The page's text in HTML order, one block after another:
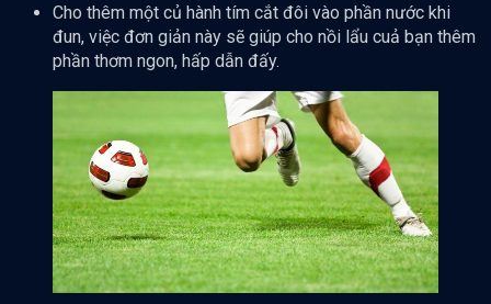
Cho thêm một củ hành tím cắt đôi vào phần nước khi
đun, việc đơn giản này sẽ giúp cho nồi lẩu cuả bạn thêm
phần thơm ngon, hấp dẫn đấy.